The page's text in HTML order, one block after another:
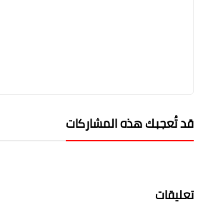
قد تُعجبك هذه المشاركات
تعليقات